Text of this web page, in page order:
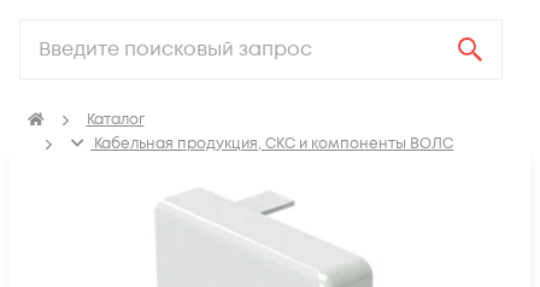
Каталог
Кабельная продукция, СКС и компоненты ВОЛС
ПВХ Кабель канал
Заглушки для кабель-канала